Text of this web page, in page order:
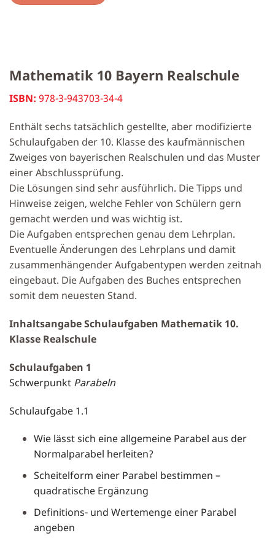
Mathematik 10 Bayern Realschule
ISBN: 978-3-943703-34-4
Enthält sechs tatsächlich gestellte, aber modifizierte
Schulaufgaben der 10. Klasse des kaufmännischen
Zweiges von bayerischen Realschulen und das Muster
einer Abschlussprüfung.
Die Lösungen sind sehr ausführlich. Die Tipps und
Hinweise zeigen, welche Fehler von Schülern gern
gemacht werden und was wichtig ist.
Die Aufgaben entsprechen genau dem Lehrplan.
Eventuelle Änderungen des Lehrplans und damit
zusammenhängender Aufgabentypen werden zeitnah
eingebaut. Die Aufgaben des Buches entsprechen
somit dem neuesten Stand.
InhaltsangabeSchulaufgaben Mathematik 10.
Klasse Realschule
Schulaufgaben 1
Schwerpunkt Parabeln
Schulaufgabe 1.1
Wie lässt sich eine allgemeine Parabel aus der
Normalparabel herleiten?
Scheitelform einer Parabel bestimmen –
quadratische Ergänzung
Definitions- und Wertemenge einer Parabel
angeben